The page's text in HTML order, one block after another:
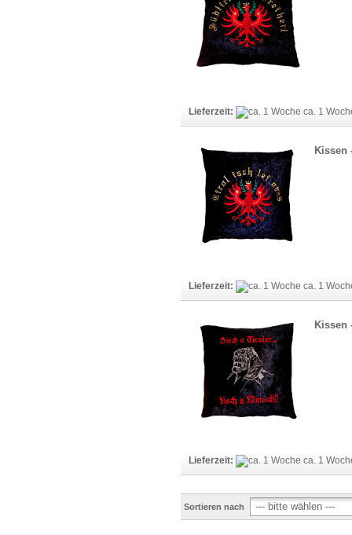
Lieferzeit: ca. 1
Kissen
Lieferzeit: ca. 1
Kissen
Lieferzeit: ca. 1
Sortieren nach